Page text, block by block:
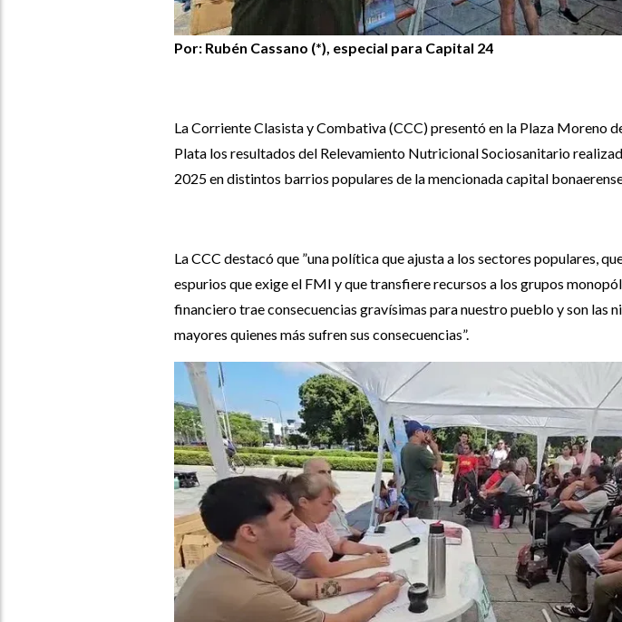
Por: Rubén Cassano (*), especial para Capital 24
La Corriente Clasista y Combativa (CCC) presentó en la Plaza Moreno
Plata los resultados del Relevamiento Nutricional Sociosanitario
2025 en distintos barrios populares de la mencionada capital
La CCC destacó que ”una política que ajusta a los sectores populares,
espurios que exige el FMI y que transfiere recursos a los grupos
financiero trae consecuencias gravísimas para nuestro pueblo y son las
mayores quienes más sufren sus consecuencias”.